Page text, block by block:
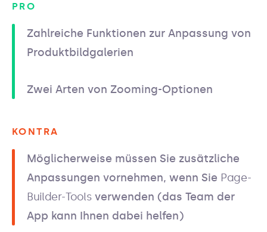
PRO
Zahlreiche Funktionen zur Anpassung von
Produktbildgalerien
Zwei Arten von Zooming-Optionen
KONTRA
Möglicherweise müssen Sie zusätzliche
Anpassungen vornehmen, wenn Sie Page-
Builder-Tools verwenden (das Team der
App kann Ihnen dabei helfen)